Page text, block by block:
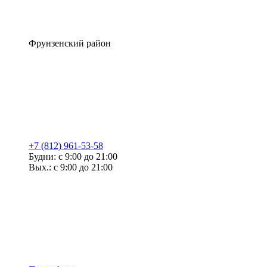
Фрунзенский район
+7 (812) 961-53-58
Будни: с 9:00 до 21:00
Вых.: с 9:00 до 21:00